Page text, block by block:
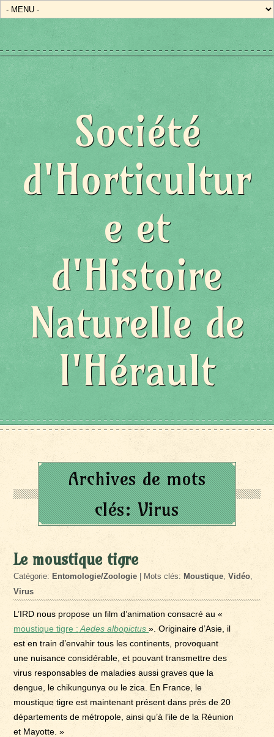
Société
d'Horticultur
e et
d'Histoire
Naturelle de
l'Hérault
Archives de mots
clés:Virus
Le moustique tigre
Catégorie: Entomologie/Zoologie | Mots clés: Moustique,Vidéo,
Virus
L’IRD nous propose un film d’animation consacré au «
moustique tigre : Aedes albopictus». Originaire d’Asie, il
est en train d’envahir tous les continents, provoquant
une nuisance considérable, et pouvant transmettre des
virus responsables de maladies aussi graves que la
dengue, le chikungunya ou le zica. En France, le
moustique tigre est maintenant présent dans près de 20
départements de métropole, ainsi qu’à l’ile de la Réunion
et Mayotte. »